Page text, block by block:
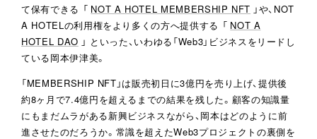
て保有できる 「 NOT A HOTEL MEMBERSHIP NFT 」や、NOT
A HOTELの利用権をより多くの方へ提供する 「 NOT A
HOTEL DAO 」 といった、いわゆる「Web3」ビジネスをリードし
ている岡本伊津美。
「MEMBERSHIP NFT」は販売初日に3億円を売り上げ、提供後
約8ヶ月で7.4億円を超えるまでの結果を残した。顧客の知識量
にもまだムラがある新興ビジネスながら、岡本はどのように前
進させたのだろうか。常識を超えたWeb3プロジェクトの裏側を